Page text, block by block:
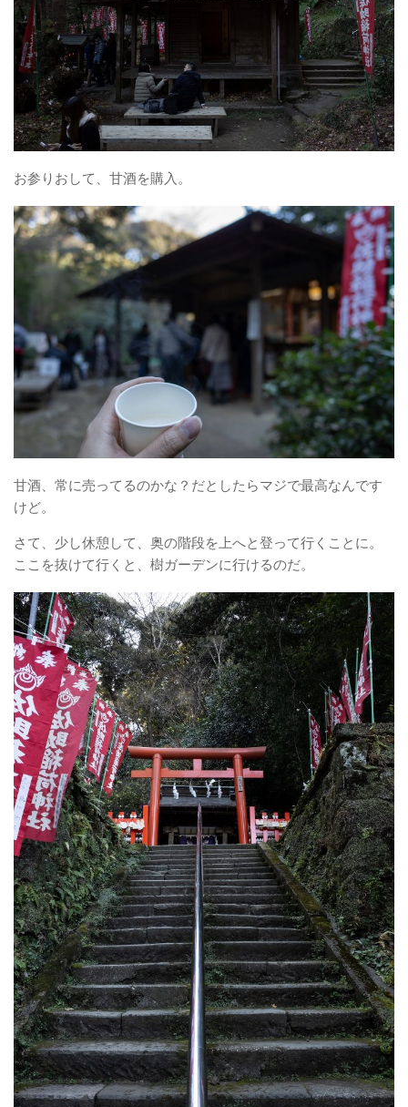
お参りおして、甘酒を購入。
甘酒、常に売ってるのかな？だとしたらマジで最高なんです
けど。
さて、少し休憩して、奥の階段を上へと登って行くことに。
ここを抜けて行くと、樹ガーデンに行けるのだ。